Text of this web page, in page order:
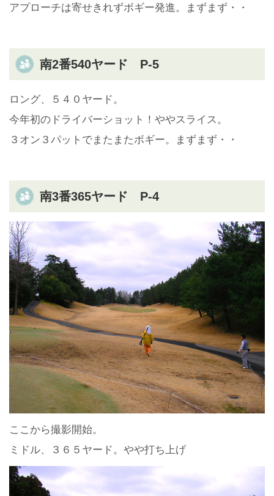
アプローチは寄せきれずボギー発進。まずまず・・
南2番540ヤード P-5
ロング、５４０ヤード。
今年初のドライバーショット！ややスライス。
３オン３パットでまたまたボギー。まずまず・・
南3番365ヤード P-4
ここから撮影開始。
ミドル、３６５ヤード。やや打ち上げ